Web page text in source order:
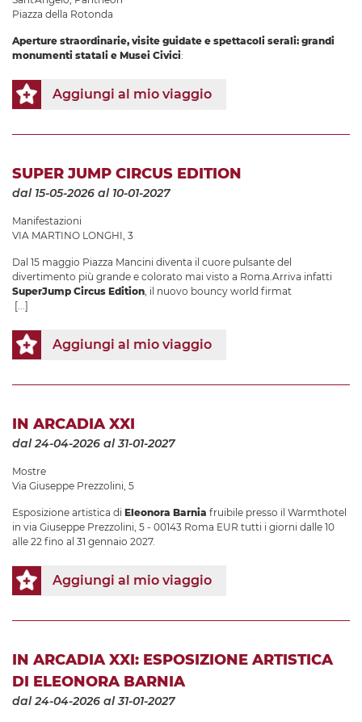
Piazza della Rotonda
Aperture straordinarie, visite guidate e spettacoli serali: grandi
monumenti statali e Musei Civici:
Aggiungi al mio viaggio
SUPER JUMP CIRCUS EDITION
dal 15-05-2026 al 10-01-2027
Manifestazioni
VIA MARTINO LONGHI, 3
Dal 15 maggio Piazza Mancini diventa il cuore pulsante del
divertimento più grande e colorato mai visto a Roma.Arriva infatti
SuperJump Circus Edition, il nuovo bouncy world firmat
[...]
Aggiungi al mio viaggio
IN ARCADIA XXI
dal 24-04-2026 al 31-01-2027
Mostre
Via Giuseppe Prezzolini, 5
Esposizione artistica di Eleonora Barnia fruibile presso il Warmthotel
in via Giuseppe Prezzolini, 5 - 00143 Roma EUR tutti i giorni dalle 10
alle 22 fino al 31 gennaio 2027.
Aggiungi al mio viaggio
IN ARCADIA XXI: ESPOSIZIONE ARTISTICA
DI ELEONORA BARNIA
dal 24-04-2026 al 31-01-2027